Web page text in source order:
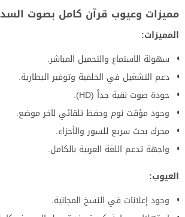
مميزات وعيوب قرآن كامل بصوت
المميزات:
سهولة الاستماع والتحميل المباشر.
دعم التشغيل في الخلفية وتوفير البطارية.
جودة صوت نقية جداً (HD).
وجود مؤقت نوم وحفظ تلقائي لآخر موضع.
محرك بحث سريع للسور والأجزاء.
واجهة تدعم اللغة العربية بالكامل.
العيوب:
وجود إعلانات في النسخ المجانية.